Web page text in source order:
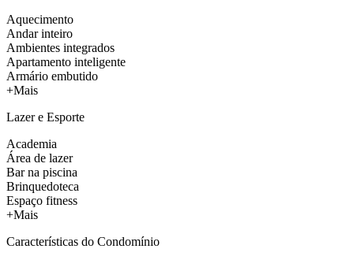
Aquecimento
Andar inteiro
Ambientes integrados
Apartamento inteligente
Armário embutido
+Mais
Lazer e Esporte
Academia
Área de lazer
Bar na piscina
Brinquedoteca
Espaço fitness
+Mais
Características do Condomínio